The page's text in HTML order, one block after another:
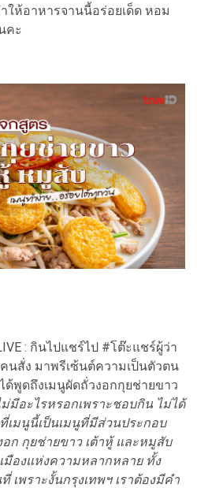
ให้อาหารจานนี้อร่อยเด็ด หอม
คะ
: กินไปแชร์ไป #โต๊ะแชร์ผู้ว่า
นสั่ง มาพรีเซ้นต์ความเป็นตัวตน
พูดถึงเมนูผัดถั่วงอกกุยช่ายขาว
ม่มีอะไรหรอกเพราะชอบกิน ไม่ได้
เมนูนี้เป็นเมนูที่มีส่วนประกอบ
ก กุยช่ายขาว เต้าหู้ และหมูสับ
มืองแห่งความหลากหลาย ทั้ง
พราะงั้นกรุงเทพฯ เราต้องมีคำ